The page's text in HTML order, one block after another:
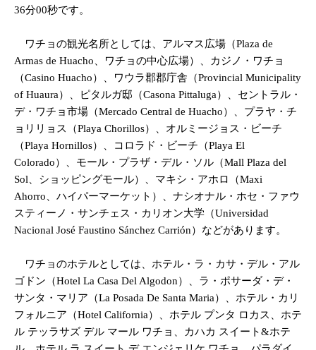
36分00秒です。
ワチョの観光名所としては、アルマス広場（Plaza de
Armas de Huacho、ワチョの中心広場）、カジノ・ワチョ
（Casino Huacho）、ワウラ郡郡庁舎（Provincial Municipality
of Huaura）、ピタルガ邸（Casona Pittaluga）、セントラル・
デ・ワチョ市場（Mercado Central de Huacho）、プラヤ・チ
ョリリョス（Playa Chorillos）、オルミージョス・ビーチ
（Playa Hornillos）、コロラド・ビーチ（Playa El
Colorado）、モール・プラザ・デル・ソル（Mall Plaza del
Sol、ショッピングモール）、マキシ・アホロ（Maxi
Ahorro、ハイパーマーケット）、ナシオナル・ホセ・ファウ
スティーノ・サンチェス・カリオン大学（Universidad
Nacional José Faustino Sánchez Carrión）などがあります。
ワチョのホテルとしては、ホテル・ラ・カサ・デル・アル
ゴドン（Hotel La Casa Del Algodon）、ラ・ポサーダ・デ・
サンタ・マリア（La Posada De Santa Maria）、ホテル・カリ
フォルニア（Hotel California）、ホテル プンタ ロカス、ホテ
ル テッラサズ デル マール ワチョ、カハカ スイート&ホテ